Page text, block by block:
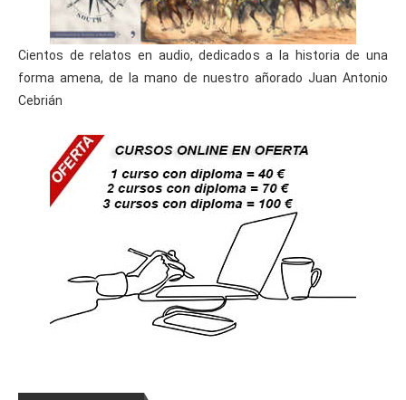
Cientos de relatos en audio, dedicados a la historia de una
forma amena, de la mano de nuestro añorado Juan Antonio
Cebrián